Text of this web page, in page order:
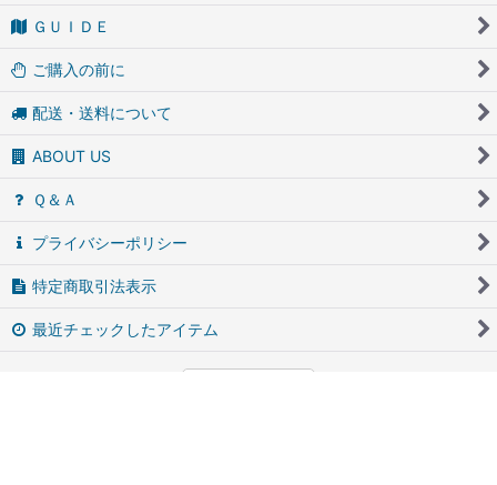
ＧＵＩＤＥ
ご購入の前に
配送・送料について
ABOUT US
Ｑ＆Ａ
プライバシーポリシー
特定商取引法表示
最近チェックしたアイテム